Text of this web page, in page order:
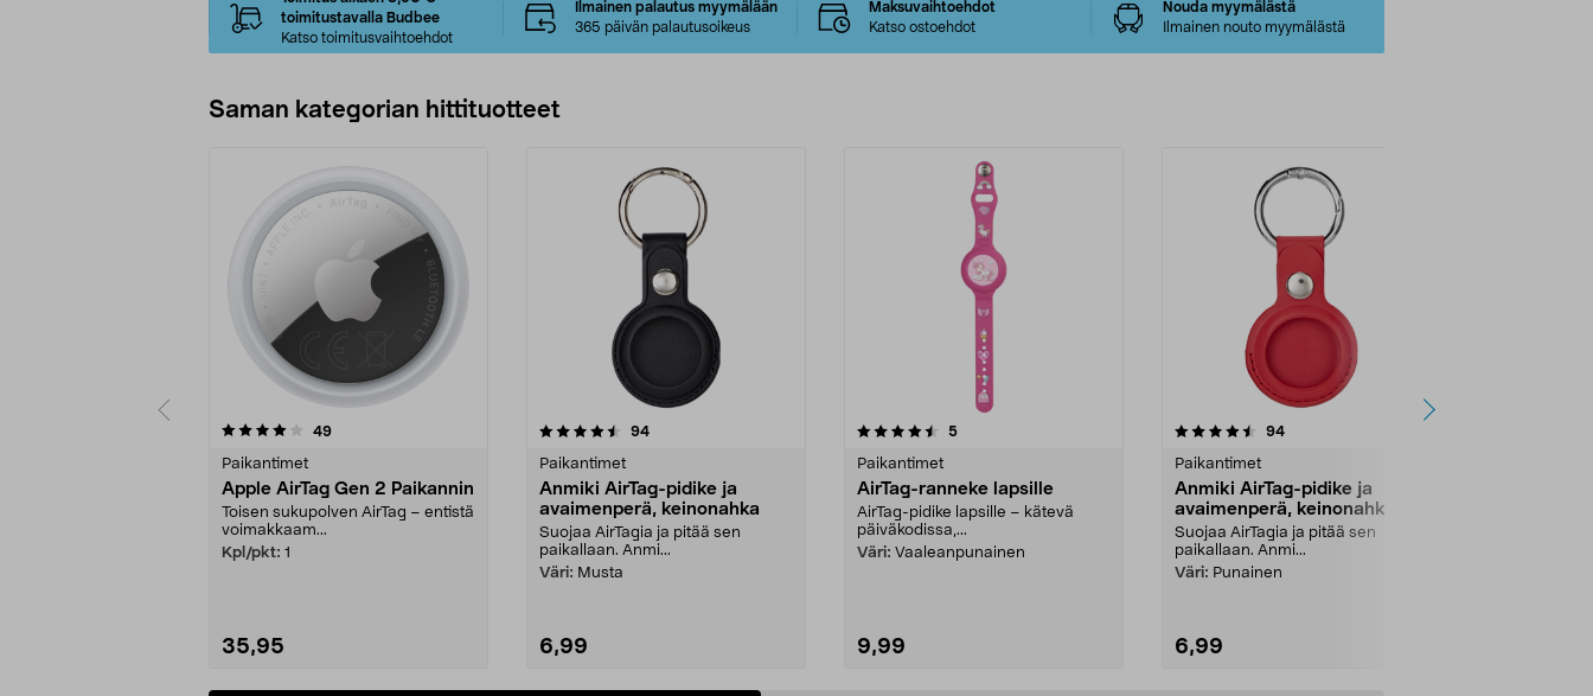
toimitustavalla Budbee
Katso toimitusvaihtoehdot
Ilmainen palautus myymälään
365 päivän palautusoikeus
Maksuvaihtoehdot
Katso ostoehdot
Nouda myymälästä
Ilmainen nouto myymälästä
Saman kategorian hittituotteet
49arvostelut
Paikantimet
Apple AirTag Gen 2 Paikannin
Toisen sukupolven AirTag – entistä
voimakkaam...
Kpl/pkt: 1
35,95
4.5 viidestä
94arvostelut
Paikantimet
Anmiki AirTag-pidike ja
avaimenperä, keinonahka
Suojaa AirTagia ja pitää sen
paikallaan. Anmi...
Väri: Musta
6,99
4.5 viidestä
5arvostelut
Paikantimet
AirTag-ranneke lapsille
AirTag-pidike lapsille – kätevä
päiväkodissa,...
Väri: Vaaleanpunainen
9,99
4.5 viidestä
94arvostelut
Paikantimet
Anmiki AirTag-pidike ja
avaimenperä, keinonahka
Suojaa AirTagia ja pitää sen
paikallaan. Anmi...
Väri: Punainen
6,99
4.5 viidestä